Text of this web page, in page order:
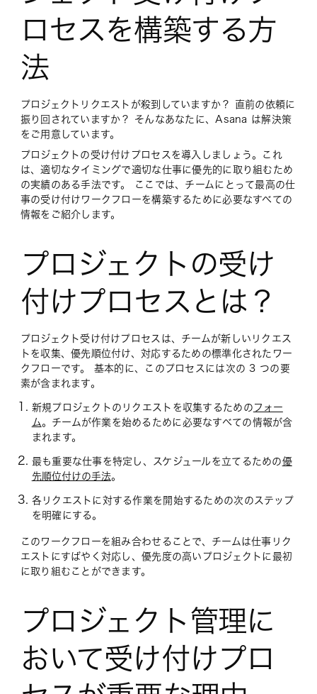
ロセスを構築する方
法
プロジェクトリクエストが殺到していますか？ 直前の依頼に
振り回されていますか？ そんなあなたに、Asana は解決策
をご用意しています。
プロジェクトの受け付けプロセスを導入しましょう。これ
は、適切なタイミングで適切な仕事に優先的に取り組むため
の実績のある手法です。 ここでは、チームにとって最高の仕
事の受け付けワークフローを構築するために必要なすべての
情報をご紹介します。
プロジェクトの受け
付けプロセスとは？
プロジェクト受け付けプロセスは、チームが新しいリクエス
トを収集、優先順位付け、対応するための標準化されたワー
クフローです。 基本的に、このプロセスには次の 3 つの要
素が含まれます。
新規プロジェクトのリクエストを収集するための フォー
ム 。チームが作業を始めるために必要なすべての情報が含
まれます。
最も重要な仕事を特定し、スケジュールを立てるための優
先順位付けの手法。
各リクエストに対する作業を開始するための次のステップ
を明確にする。
このワークフローを組み合わせることで、チームは仕事リク
エストにすばやく対応し、優先度の高いプロジェクトに最初
に取り組むことができます。
プロジェクト管理に
おいて受け付けプロ